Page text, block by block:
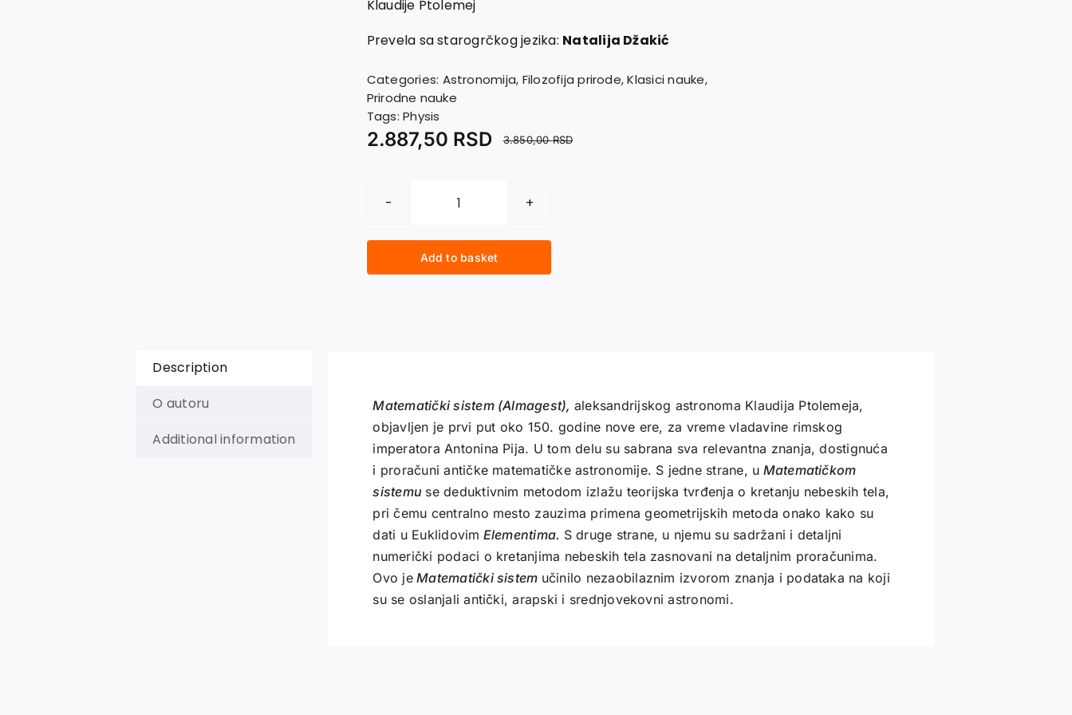
Klaudije Ptolemej
Prevela sa starogrčkog jezika: Natalija Džakić
Categories: Astronomija, Filozofija prirode,Klasici nauke,
Prirodne nauke
Tags:Physis
3.850,00RSD
2.887,50 RSD
MATEMATIČKI
(ALMAGEST)
quantity
Add to basket
Description
O autoru
Additional information
Matematički sistem (Almagest), aleksandrijskog astronoma Klaudija Ptolemeja,
objavljen je prvi put oko 150. godine nove ere, za vreme vladavine rimskog
imperatora Antonina Pija. U tom delu su sabrana sva relevantna znanja, dostignuća
i proračuni antičke matematičke astronomije. S jedne strane, u Matematičkom
sistemu se deduktivnim metodom izlažu teorijska tvrđenja o kretanju nebeskih tela,
pri čemu centralno mesto zauzima primena geometrijskih metoda onako kako su
dati u Euklidovim Elementima. S druge strane, u njemu su sadržani i detaljni
numerički podaci o kretanjima nebeskih tela zasnovani na detaljnim proračunima.
Ovo jeMatematički sistem učinilo nezaobilaznim izvorom znanja i podataka na koji
su se oslanjali antički, arapski i srednjovekovni astronomi.